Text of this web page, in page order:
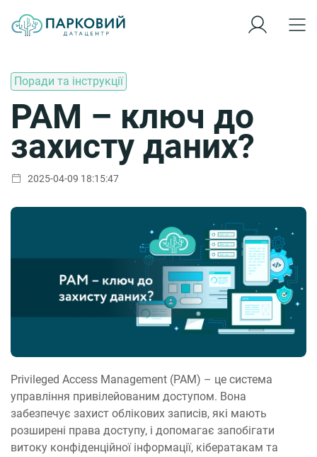
Поради та інструкції
РАМ – ключ до
захисту даних?
2025-04-09 18:15:47
Privileged Access Management (PAM) – це система
управління привілейованим доступом. Вона
забезпечує захист облікових записів, які мають
розширені права доступу, і допомагає запобігати
витоку конфіденційної інформації, кібератакам та